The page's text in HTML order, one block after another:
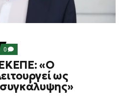
0 COMMENTS
ON
ΤΣΟΥΚΑΛΆΣ
–
ΟΠΕΚΕΠΕ:
«Ο
ΠΡΩΘΥΠΟΥΡΓΌΣ
«Ο
ως